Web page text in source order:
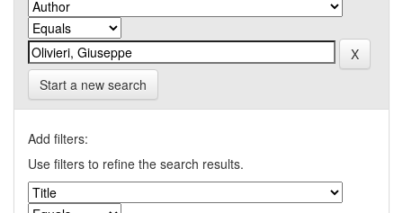
Start a new search
Add filters:
Use filters to refine the search results.